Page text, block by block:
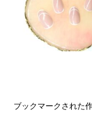
ブックマークされた